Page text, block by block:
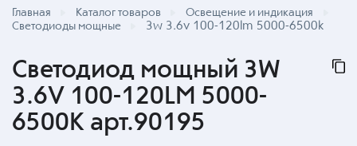
Главная Каталог товаров
Освещение и индикация
Светодиоды мощные
3w 3.6v 100-120lm 5000-6500k
Светодиод мощный 3W
3.6V 100-120LM 5000-
6500K арт.90195